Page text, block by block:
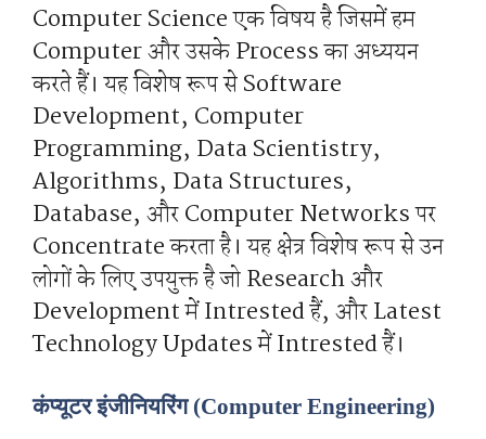
Computer Science एक विषय है जिसमें हम
Computer और उसके Process का अध्ययन
करते हैं। यह विशेष रूप से Software
Development, Computer
Programming, Data Scientistry,
Algorithms, Data Structures,
Database, और Computer Networks पर
Concentrate करता है। यह क्षेत्र विशेष रूप से उन
लोगों के लिए उपयुक्त है जो Research और
Development में Intrested हैं, और Latest
Technology Updates में Intrested हैं।
कंप्यूटर इंजीनियरिंग (Computer Engineering)